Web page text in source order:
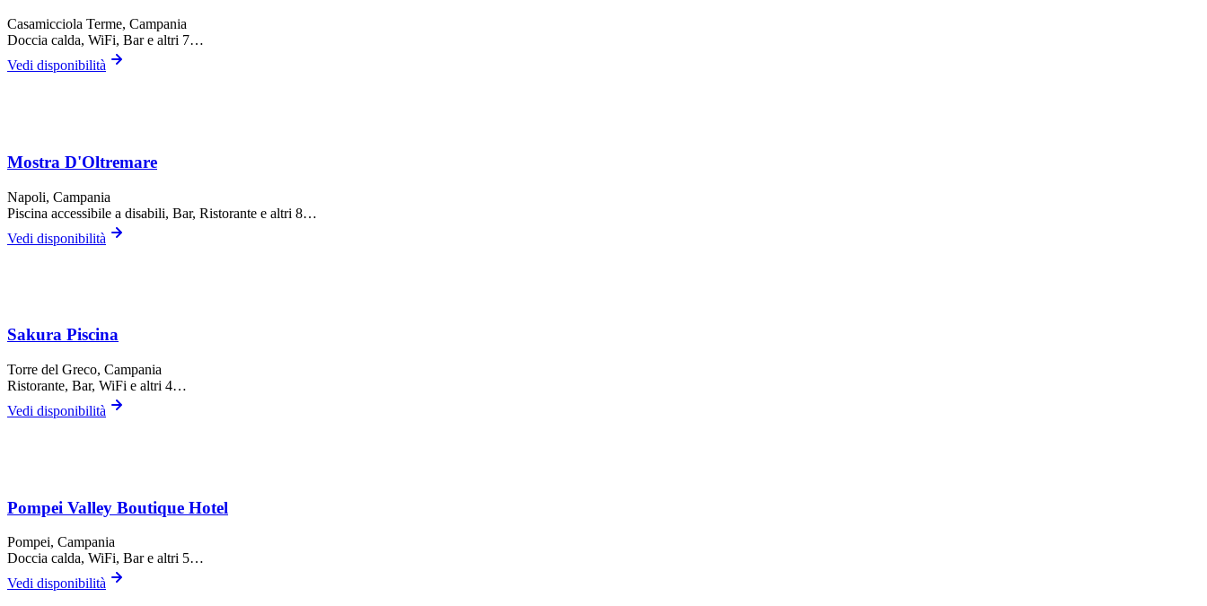
Casamicciola Terme, Campania
Doccia calda, WiFi, Bare altri 7…
Vedi disponibilità
Mostra D'Oltremare
Napoli, Campania
Piscina accessibile a disabili, Bar, Ristorante e altri 8…
Vedi disponibilità
Sakura Piscina
Torre del Greco, Campania
Ristorante, Bar, WiFi e altri 4…
Vedi disponibilità
Pompei Valley Boutique Hotel
Pompei, Campania
Doccia calda, WiFi, Bare altri 5…
Vedi disponibilità